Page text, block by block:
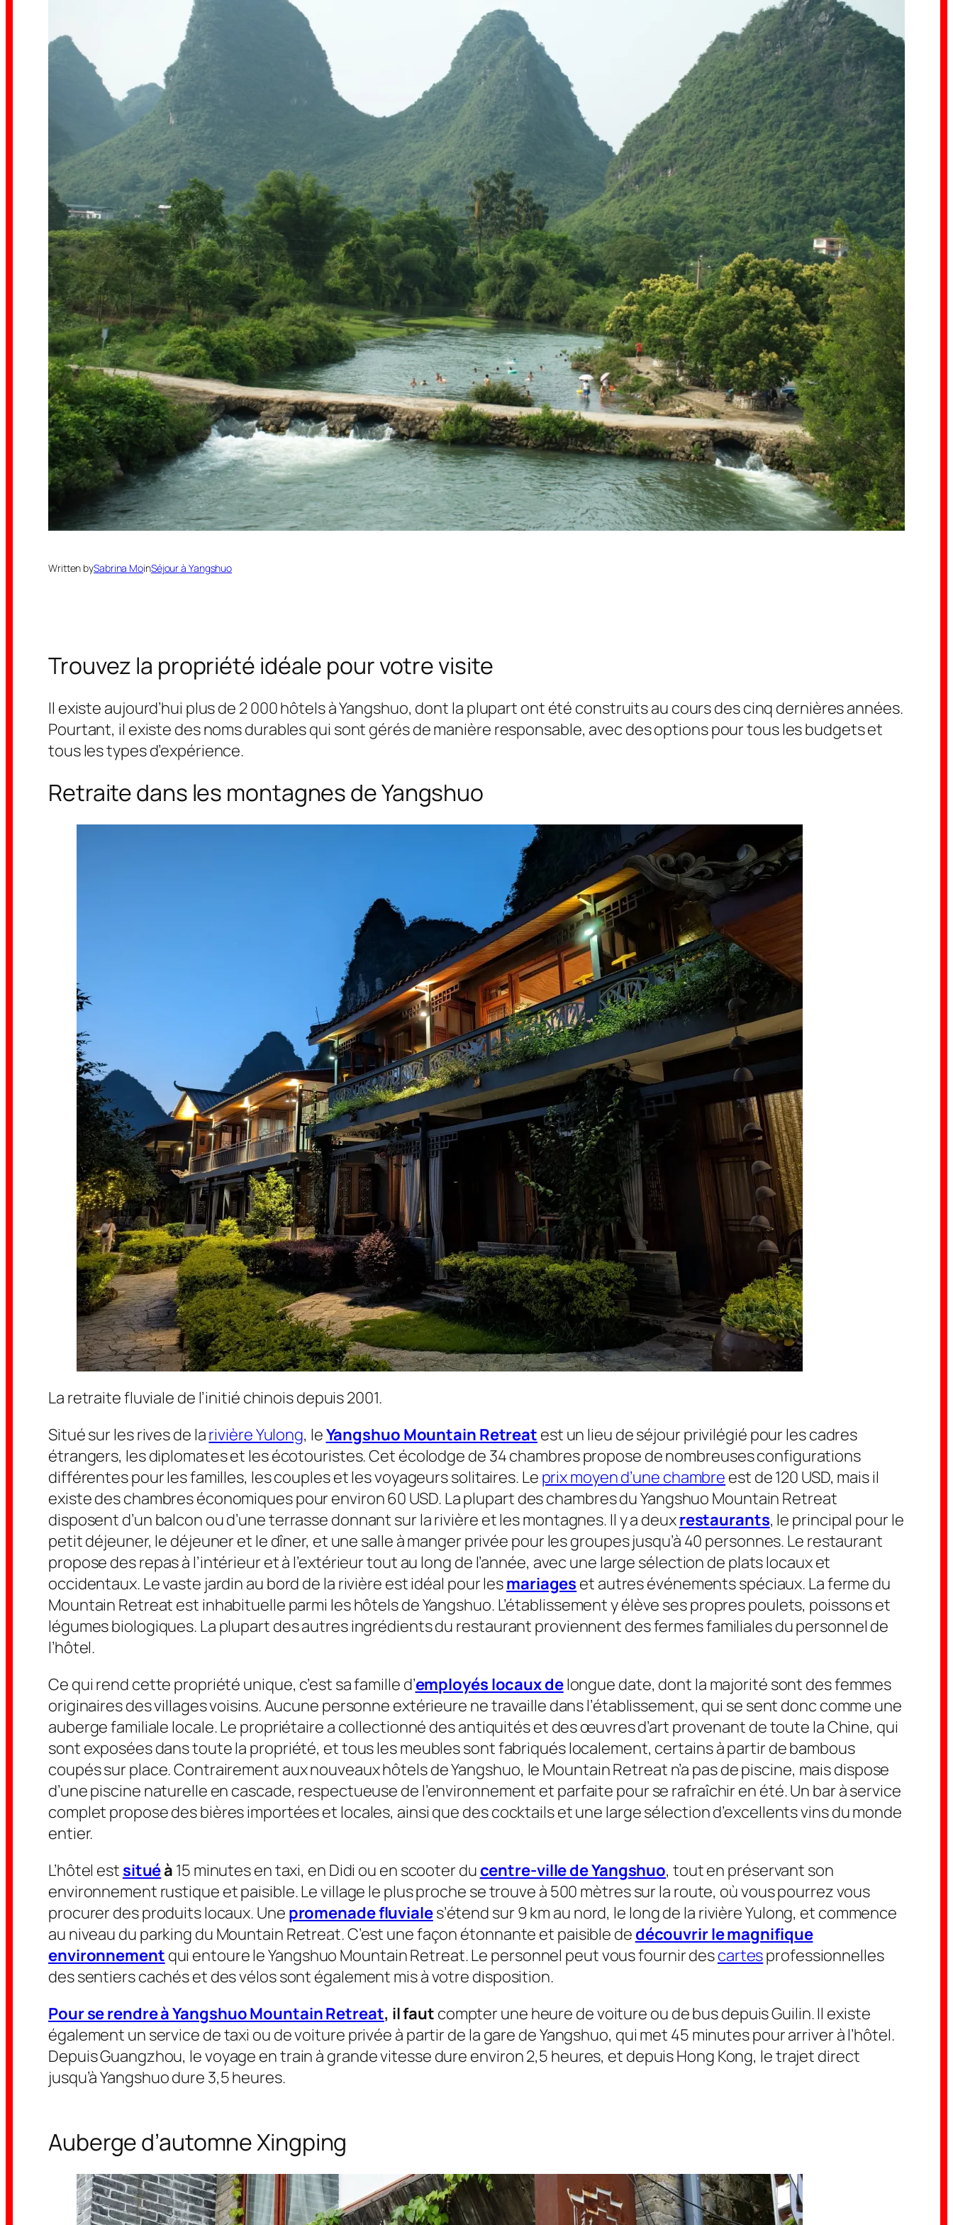
Written bySabrina MoinSéjour à Yangshuo
Trouvez la propriété idéale pour votre visite
Il existe aujourd’hui plus de 2 000 hôtels à Yangshuo, dont la plupart ont été construits au cours des cinq dernières années.
Pourtant, il existe des noms durables qui sont gérés de manière responsable, avec des options pour tous les budgets et
tous les types d’expérience.
Retraite dans les montagnes de Yangshuo
La retraite fluviale de l’initié chinois depuis 2001.
Situé sur les rives de larivière Yulong, leYangshuo Mountain Retreat est un lieu de séjour privilégié pour les cadres
étrangers, les diplomates et les écotouristes. Cet écolodge de 34 chambres propose de nombreuses configurations
différentes pour les familles, les couples et les voyageurs solitaires. Le prix moyen d’une chambre est de 120 USD, mais il
existe des chambres économiques pour environ 60 USD. La plupart des chambres du Yangshuo Mountain Retreat
disposent d’un balcon ou d’une terrasse donnant sur la rivière et les montagnes. Il y a deuxrestaurants, le principal pour le
petit déjeuner, le déjeuner et le dîner, et une salle à manger privée pour les groupes jusqu’à 40 personnes. Le restaurant
propose des repas à l’intérieur et à l’extérieur tout au long de l’année, avec une large sélection de plats locaux et
occidentaux. Le vaste jardin au bord de la rivière est idéal pour lesmariages et autres événements spéciaux. La ferme du
Mountain Retreat est inhabituelle parmi les hôtels de Yangshuo. L’établissement y élève ses propres poulets, poissons et
légumes biologiques. La plupart des autres ingrédients du restaurant proviennent des fermes familiales du personnel de
l’hôtel.
Ce qui rend cette propriété unique, c’est sa famille d’employés locaux delongue date, dont la majorité sont des femmes
originaires des villages voisins. Aucune personne extérieure ne travaille dans l’établissement, qui se sent donc comme une
auberge familiale locale. Le propriétaire a collectionné des antiquités et des œuvres d’art provenant de toute la Chine, qui
sont exposées dans toute la propriété, et tous les meubles sont fabriqués localement, certains à partir de bambous
coupés sur place. Contrairement aux nouveaux hôtels de Yangshuo, le Mountain Retreat n’a pas de piscine, mais dispose
d’une piscine naturelle en cascade, respectueuse de l’environnement et parfaite pour se rafraîchir en été. Un bar à service
complet propose des bières importées et locales, ainsi que des cocktails et une large sélection d’excellents vins du monde
entier.
L’hôtel est situéà 15 minutes en taxi, en Didi ou en scooter du centre-ville de Yangshuo, tout en préservant son
environnement rustique et paisible. Le village le plus proche se trouve à 500 mètres sur la route, où vous pourrez vous
procurer des produits locaux. Une promenade fluviales’étend sur 9 km au nord, le long de la rivière Yulong, et commence
au niveau du parking du Mountain Retreat. C’est une façon étonnante et paisible de découvrir le magnifique
environnement qui entoure le Yangshuo Mountain Retreat. Le personnel peut vous fournir descartesprofessionnelles
des sentiers cachés et des vélos sont également mis à votre disposition.
Pour se rendre à Yangshuo Mountain Retreat, il faut compter une heure de voiture ou de bus depuis Guilin. Il existe
également un service de taxi ou de voiture privée à partir de la gare de Yangshuo, qui met 45 minutes pour arriver à l’hôtel.
Depuis Guangzhou, le voyage en train à grande vitesse dure environ 2,5 heures, et depuis Hong Kong, le trajet direct
jusqu’à Yangshuo dure 3,5 heures.
Auberge d’automne Xingping